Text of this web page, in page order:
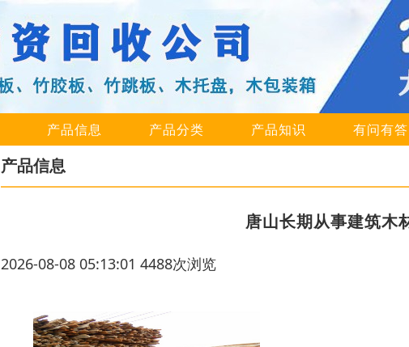
产品信息 产品分类 产品知识 有问有答
产品信息
唐山长期从事建筑木
2026-08-08 05:13:01 4488次浏览